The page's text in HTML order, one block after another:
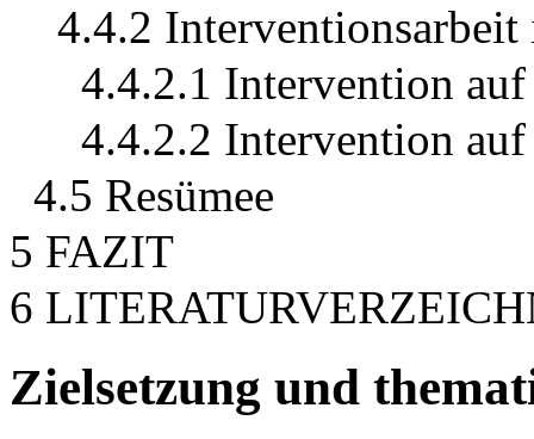
4.4.2 Interventionsarbeit
4.4.2.1 Intervention auf
4.4.2.2 Intervention
4.5 Resümee
5 FAZIT
6
Zielsetzung und